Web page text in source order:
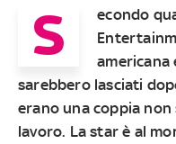
S
econdo
sarebbero lasciati
erano una coppia non
lavoro. La star è al